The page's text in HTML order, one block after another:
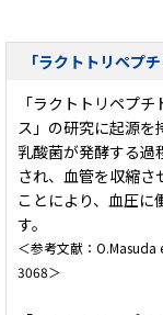
「ラクトトリペプ
「ラクトトリペプ
ス」の研究に起源を
乳酸菌が発酵する過
され、血管を収縮さ
ことにより、血圧に
す。
＜参考文献：
3068＞